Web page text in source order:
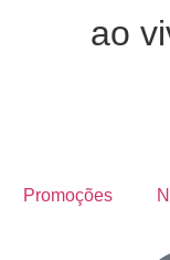
ao
Promoções